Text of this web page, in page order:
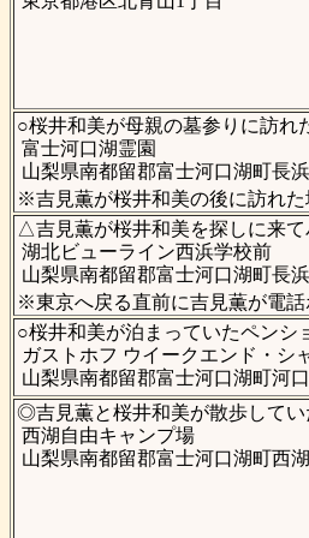
○桜井和美が母親の墓参りに訪れ
富士河口湖霊園
山梨県南都留郡富士河口湖町長浜
※吉見薫が桜井和美の後に訪れた
△吉見薫が桜井和美を探しに来て
湖北ビューライン西浜学校前
山梨県南都留郡富士河口湖町長浜
※東京へ戻る直前に吉見薫が電
○桜井和美が泊まっていたペンシ
ガストホフ ウイークエンド・シ
山梨県南都留郡富士河口湖町河口
◎吉見薫と桜井和美が散歩してい
西湖自由キャンプ場
山梨県南都留郡富士河口湖町西湖